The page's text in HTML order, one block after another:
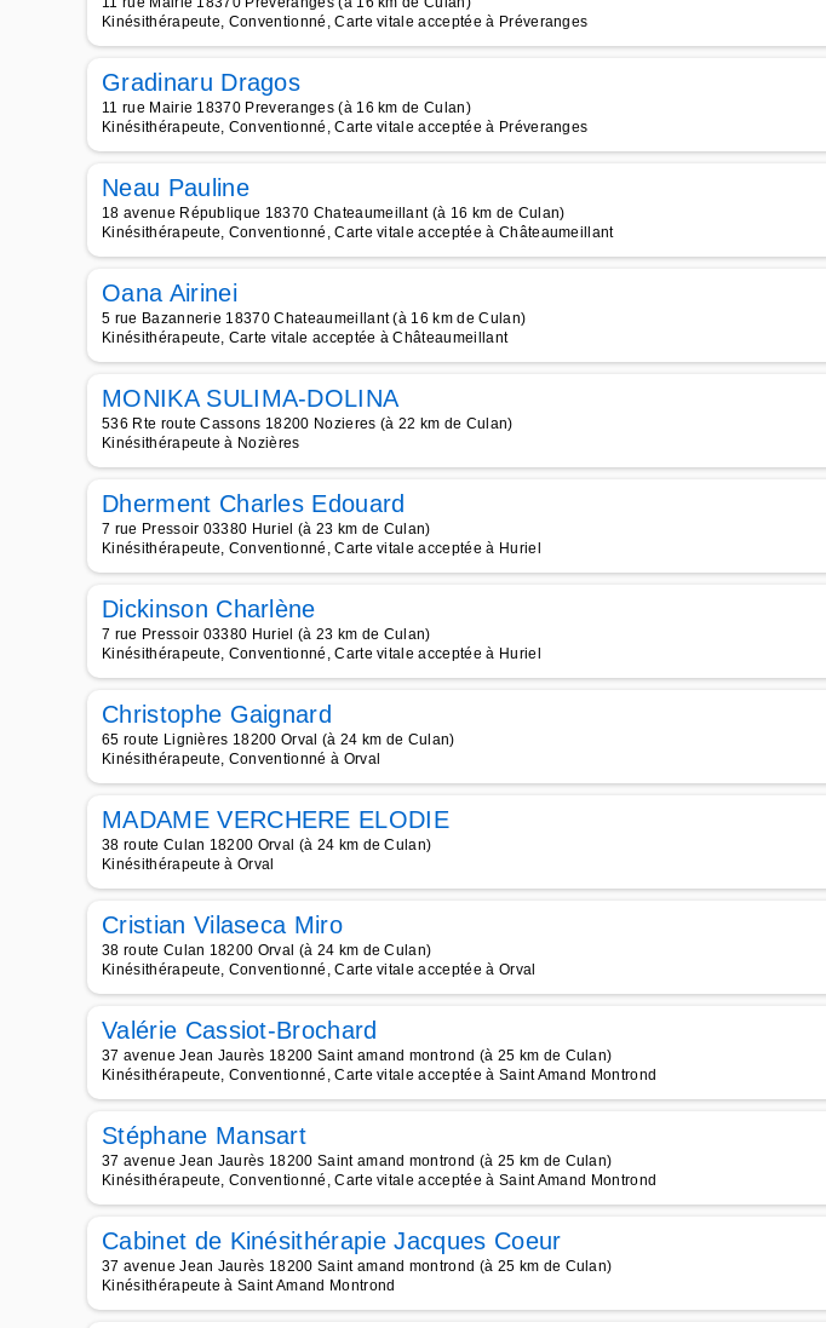
Kinésithérapeute, Conventionné, Carte vitale acceptée à Préveranges
Gradinaru Dragos
11 rue Mairie 18370 Preveranges (à 16 km de Culan)
Kinésithérapeute, Conventionné, Carte vitale acceptée à Préveranges
Neau Pauline
18 avenue République 18370 Chateaumeillant (à 16 km de Culan)
Kinésithérapeute, Conventionné, Carte vitale acceptée à Châteaumeillant
Oana Airinei
5 rue Bazannerie 18370 Chateaumeillant (à 16 km de Culan)
Kinésithérapeute, Carte vitale acceptée à Châteaumeillant
MONIKA SULIMA-DOLINA
536 Rte route Cassons 18200 Nozieres (à 22 km de Culan)
Kinésithérapeute à Nozières
Dherment Charles Edouard
7 rue Pressoir 03380 Huriel (à 23 km de Culan)
Kinésithérapeute, Conventionné, Carte vitale acceptée à Huriel
Dickinson Charlène
7 rue Pressoir 03380 Huriel (à 23 km de Culan)
Kinésithérapeute, Conventionné, Carte vitale acceptée à Huriel
Christophe Gaignard
65 route Lignières 18200 Orval (à 24 km de Culan)
Kinésithérapeute, Conventionné à Orval
MADAME VERCHERE ELODIE
38 route Culan 18200 Orval (à 24 km de Culan)
Kinésithérapeute à Orval
Cristian Vilaseca Miro
38 route Culan 18200 Orval (à 24 km de Culan)
Kinésithérapeute, Conventionné, Carte vitale acceptée à Orval
Valérie Cassiot-Brochard
37 avenue Jean Jaurès 18200 Saint amand montrond (à 25 km de Culan)
Kinésithérapeute, Conventionné, Carte vitale acceptée à Saint Amand Montrond
Stéphane Mansart
37 avenue Jean Jaurès 18200 Saint amand montrond (à 25 km de Culan)
Kinésithérapeute, Conventionné, Carte vitale acceptée à Saint Amand Montrond
Cabinet de Kinésithérapie Jacques Coeur
37 avenue Jean Jaurès 18200 Saint amand montrond (à 25 km de Culan)
Kinésithérapeute à Saint Amand Montrond